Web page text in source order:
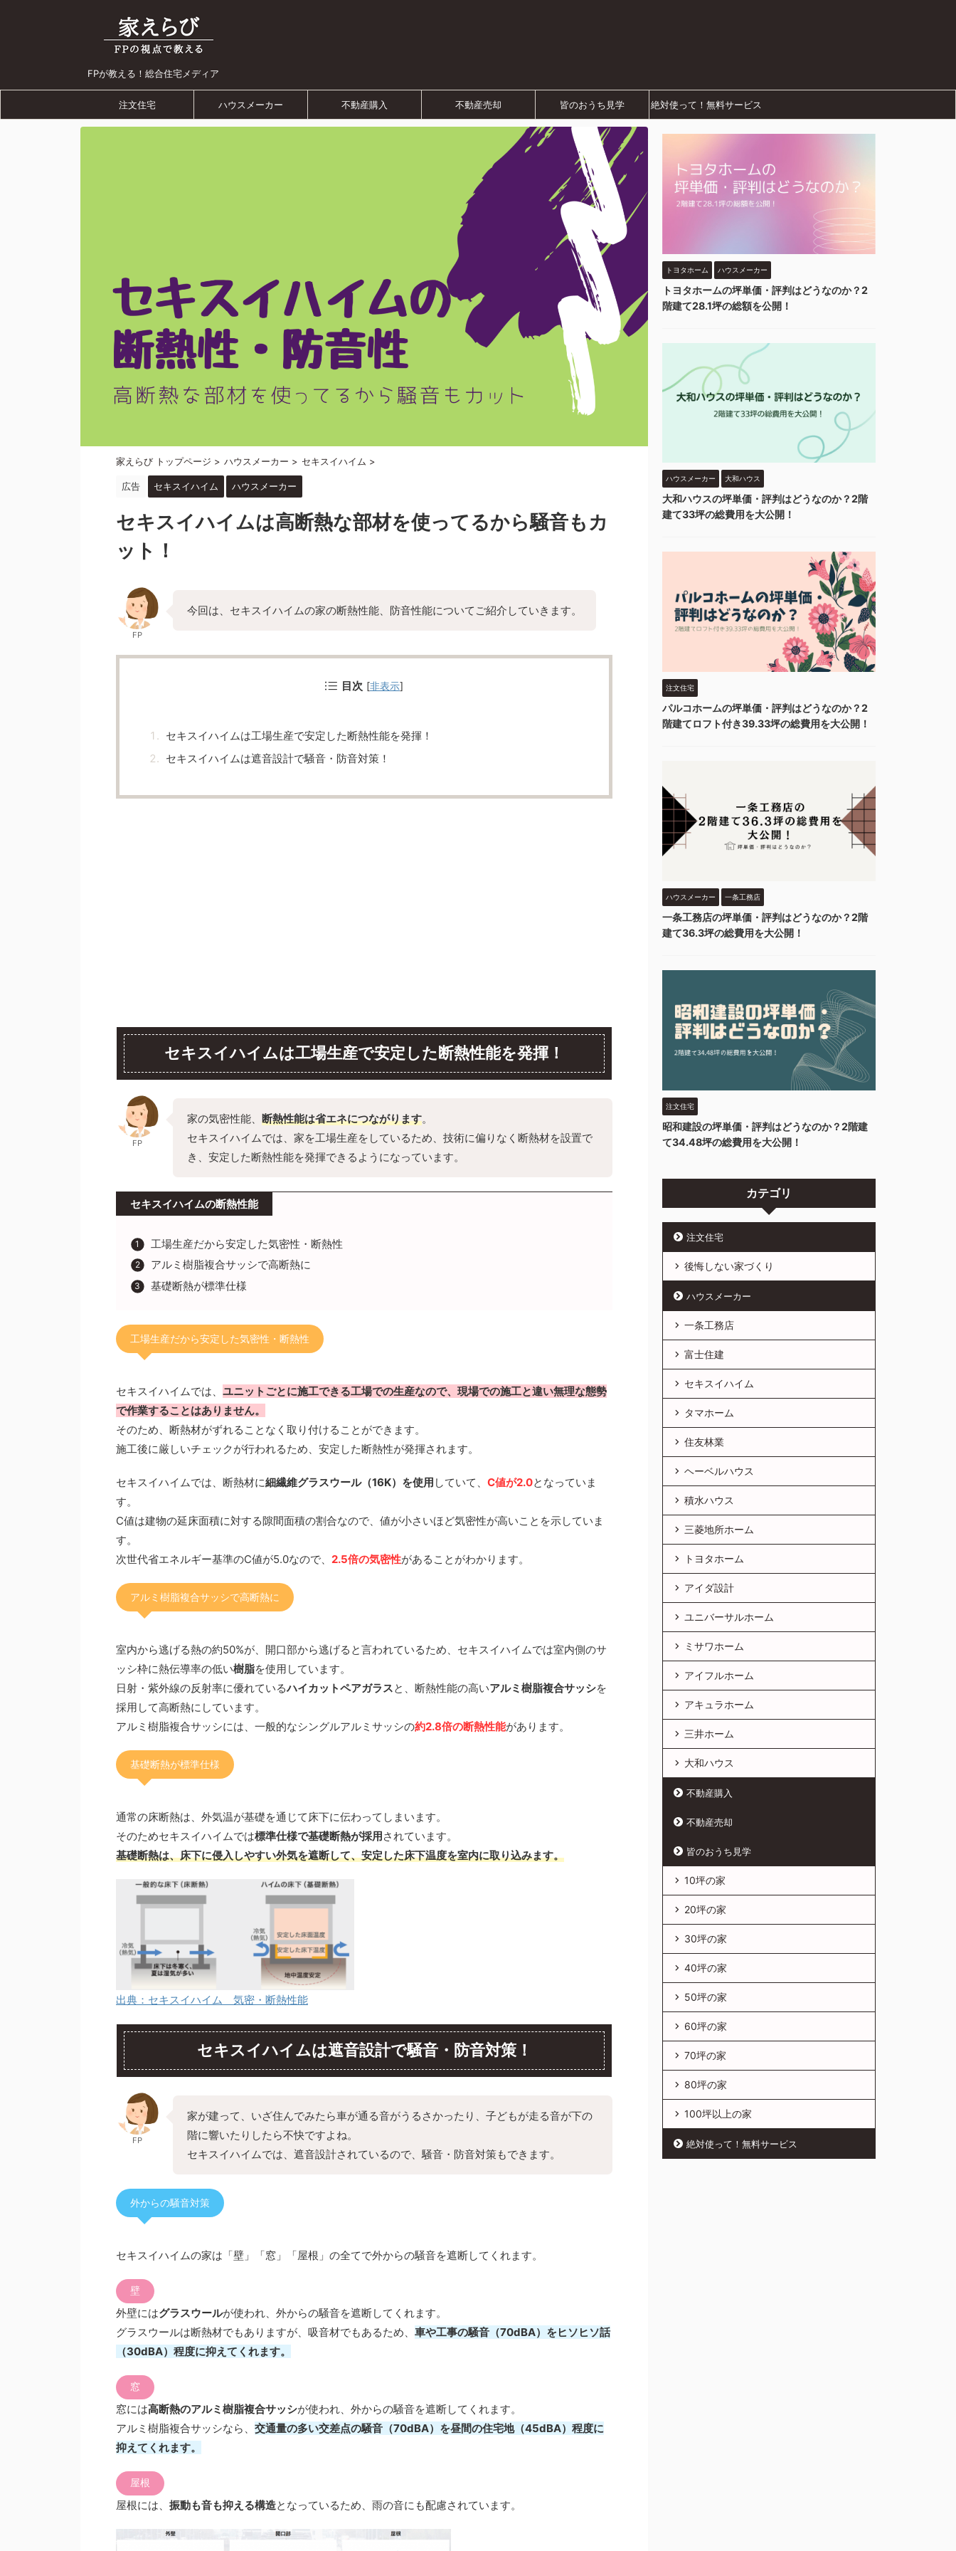
FPが教える！総合住宅メディア
注文住宅 ハウスメーカー 不動産購入 不動産売却 皆のおうち見学 絶対使って！無料サービス
家えらび トップページ > ハウスメーカー > セキスイハイム >
広告 セキスイハイム ハウスメーカー
セキスイハイムは高断熱な部材を使ってるから騒音もカ
ット！
FP
今回は、セキスイハイムの家の断熱性能、防音性能についてご紹介していきます。
目次 [非表示]
セキスイハイムは工場生産で安定した断熱性能を発揮！
セキスイハイムは遮音設計で騒音・防音対策！
セキスイハイムは工場生産で安定した断熱性能を発揮！
FP
家の気密性能、 断熱性能は省エネにつながります。
セキスイハイムでは、家を工場生産をしているため、技術に偏りなく断熱材を設置で
き、安定した断熱性能を発揮できるようになっています。
セキスイハイムの断熱性能
工場生産だから安定した気密性・断熱性
アルミ樹脂複合サッシで高断熱に
基礎断熱が標準仕様
工場生産だから安定した気密性・断熱性
セキスイハイムでは、 ユニットごとに施工できる工場での生産なので、現場での施工と違い無理な態勢
で作業することはありません。
そのため、断熱材がずれることなく取り付けることができます。
施工後に厳しいチェックが行われるため、安定した断熱性が発揮されます。
セキスイハイムでは、断熱材に細繊維グラスウール（16K）を使用 していて、 C値が2.0となっていま
す。
C値は建物の延床面積に対する隙間面積の割合なので、値が小さいほど気密性が高いことを示していま
す。
次世代省エネルギー基準のC値が5.0なので、 2.5倍の気密性があることがわかります。
アルミ樹脂複合サッシで高断熱に
室内から逃げる熱の約50%が、開口部から逃げると言われているため、セキスイハイムでは室内側のサ
ッシ枠に熱伝導率の低い樹脂を使用しています。
日射・紫外線の反射率に優れているハイカットペアガラスと、断熱性能の高いアルミ樹脂複合サッシを
採用して高断熱にしています。
アルミ樹脂複合サッシには、一般的なシングルアルミサッシの約2.8倍の断熱性能があります。
基礎断熱が標準仕様
通常の床断熱は、外気温が基礎を通じて床下に伝わってしまいます。
そのためセキスイハイムでは標準仕様で基礎断熱が採用 されています。
基礎断熱は、床下に侵入しやすい外気を遮断して、安定した床下温度を室内に取り込みます。
出典：セキスイハイム 気密・断熱性能
セキスイハイムは遮音設計で騒音・防音対策！
FP
家が建って、いざ住んでみたら車が通る音がうるさかったり、子どもが走る音が下の
階に響いたりしたら不快ですよね。
セキスイハイムでは、遮音設計されているので、騒音・防音対策もできます。
外からの騒音対策
セキスイハイムの家は「壁」「窓」「屋根」の全てで外からの騒音を遮断してくれます。
壁
外壁にはグラスウールが使われ、外からの騒音を遮断してくれます。
グラスウールは断熱材でもありますが、吸音材でもあるため、 車や工事の騒音（70dBA）をヒソヒソ話
（30dBA）程度に抑えてくれます。
窓
窓には高断熱のアルミ樹脂複合サッシが使われ、外からの騒音を遮断してくれます。
アルミ樹脂複合サッシなら、 交通量の多い交差点の騒音（70dBA）を昼間の住宅地（45dBA）程度に
抑えてくれます。
屋根
屋根には、 振動も音も抑える構造となっているため、雨の音にも配慮されています。
トヨタホーム ハウスメーカー
トヨタホームの坪単価・評判はどうなのか？2
階建て28.1坪の総額を公開！
ハウスメーカー 大和ハウス
大和ハウスの坪単価・評判はどうなのか？2階
建て33坪の総費用を大公開！
注文住宅
パルコホームの坪単価・評判はどうなのか？2
階建てロフト付き39.33坪の総費用を大公開！
ハウスメーカー 一条工務店
一条工務店の坪単価・評判はどうなのか？2階
建て36.3坪の総費用を大公開！
注文住宅
昭和建設の坪単価・評判はどうなのか？2階建
て34.48坪の総費用を大公開！
カテゴリ
注文住宅
後悔しない家づくり
ハウスメーカー
一条工務店
富士住建
セキスイハイム
タマホーム
住友林業
ヘーベルハウス
積水ハウス
三菱地所ホーム
トヨタホーム
アイダ設計
ユニバーサルホーム
ミサワホーム
アイフルホーム
アキュラホーム
三井ホーム
大和ハウス
不動産購入
不動産売却
皆のおうち見学
10坪の家
20坪の家
30坪の家
40坪の家
50坪の家
60坪の家
70坪の家
80坪の家
100坪以上の家
絶対使って！無料サービス